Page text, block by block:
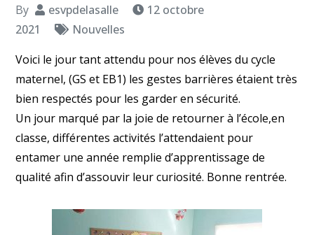
By esvpdelasalle
12 octobre
2021
Nouvelles
Voici le jour tant attendu pour nos élèves du cycle
maternel, (GS et EB1) les gestes barrières étaient très
bien respectés pour les garder en sécurité.
Un jour marqué par la joie de retourner à l’école,en
classe, différentes activités l’attendaient pour
entamer une année remplie d’apprentissage de
qualité afin d’assouvir leur curiosité. Bonne rentrée.